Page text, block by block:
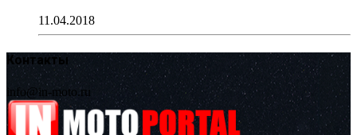
11.04.2018
Контакты
info@in-moto.ru